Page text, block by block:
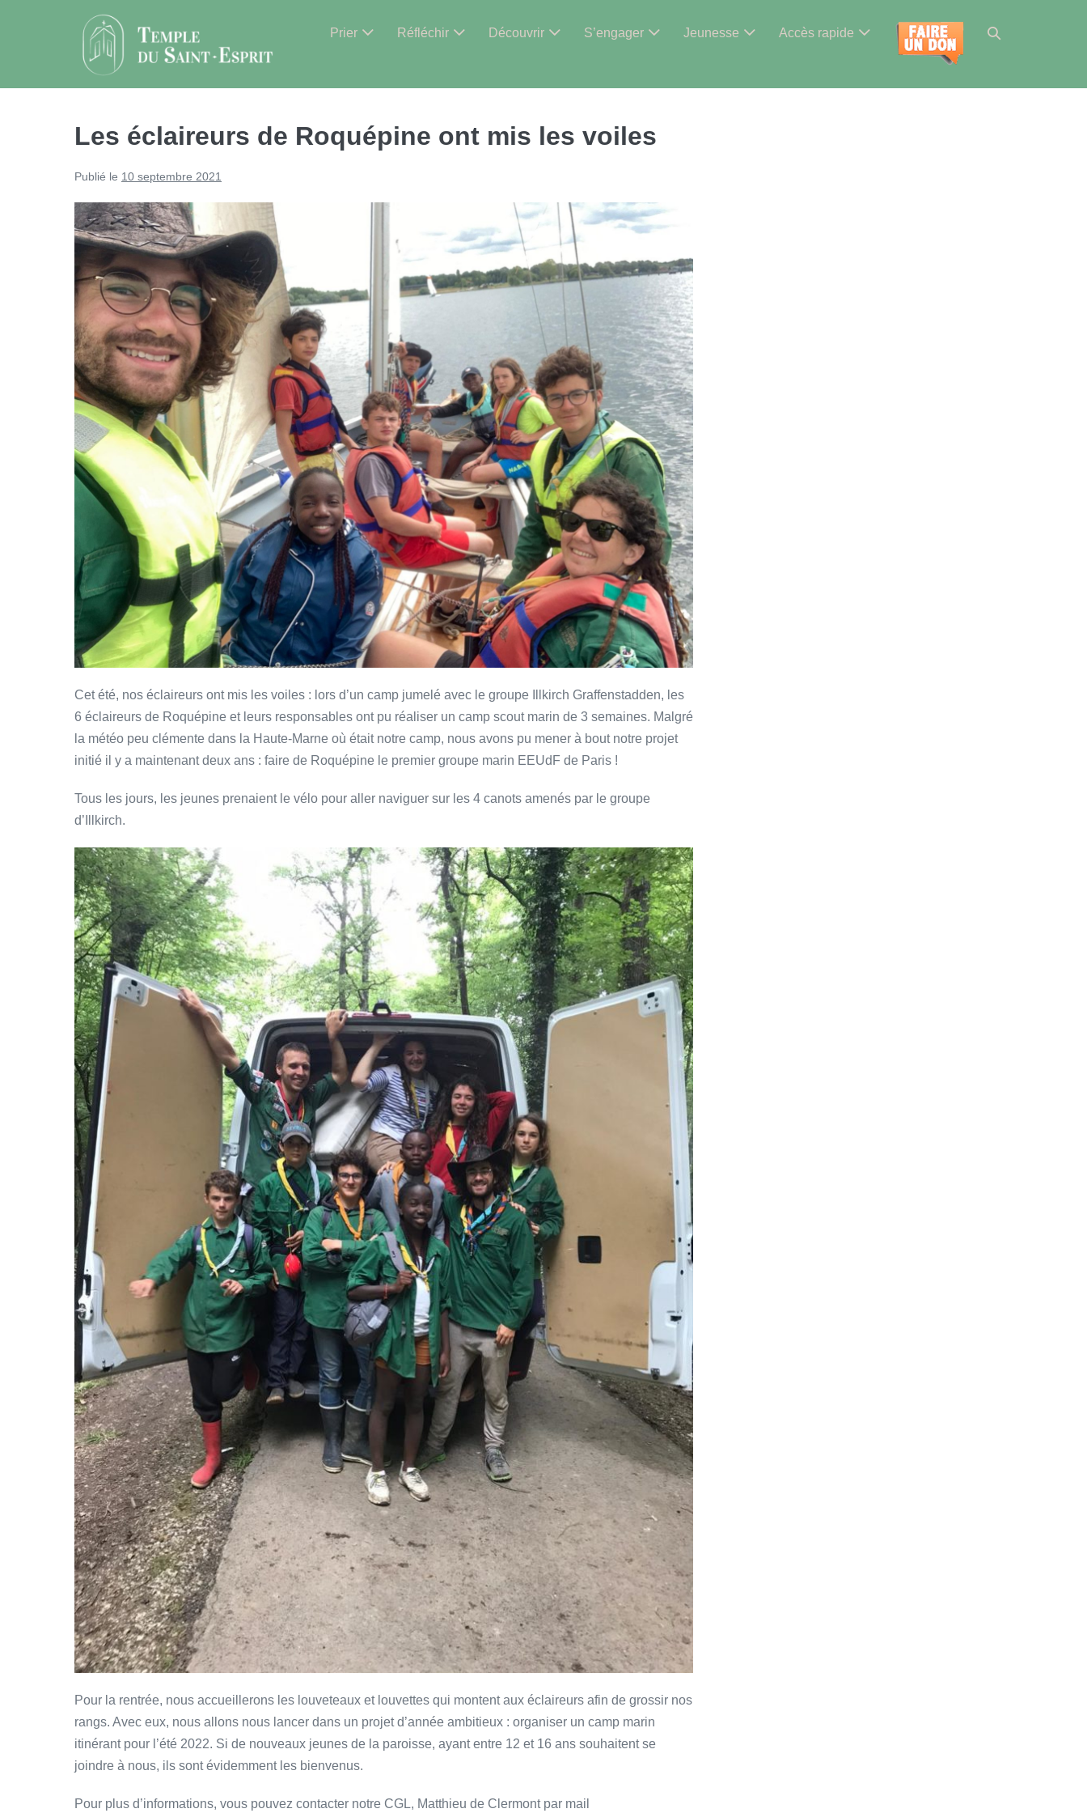
Prier Réfléchir Découvrir S’engager Jeunesse Accès rapide
Basculer
Les éclaireurs de Roquépine ont mis les voiles
Publié le 10 septembre 2021
Cet été, nos éclaireurs ont mis les voiles : lors d’un camp jumelé avec le groupe Illkirch Graffenstadden, les
6 éclaireurs de Roquépine et leurs responsables ont pu réaliser un camp scout marin de 3 semaines. Malgré
la météo peu clémente dans la Haute-Marne où était notre camp, nous avons pu mener à bout notre projet
initié il y a maintenant deux ans : faire de Roquépine le premier groupe marin EEUdF de Paris !
Tous les jours, les jeunes prenaient le vélo pour aller naviguer sur les 4 canots amenés par le groupe
d’Illkirch.
Pour la rentrée, nous accueillerons les louveteaux et louvettes qui montent aux éclaireurs afin de grossir nos
rangs. Avec eux, nous allons nous lancer dans un projet d’année ambitieux : organiser un camp marin
itinérant pour l’été 2022. Si de nouveaux jeunes de la paroisse, ayant entre 12 et 16 ans souhaitent se
joindre à nous, ils sont évidemment les bienvenus.
Pour plus d’informations, vous pouvez contacter notre CGL, Matthieu de Clermont par mail